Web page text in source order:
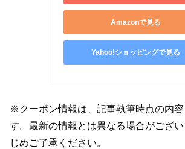
Amazonで見る
Yahoo!ショッピングで見る
※クーポン情報は、記事執筆時点の内容
す。最新の情報とは異なる場合がござ
じめご了承ください。